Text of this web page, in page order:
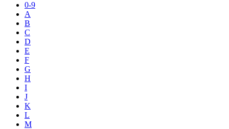
0-9
A
B
C
D
E
F
G
H
I
J
K
L
M